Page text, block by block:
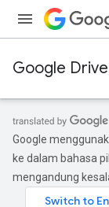
Google Drive
Google
ke dalam bahasa
mengandung